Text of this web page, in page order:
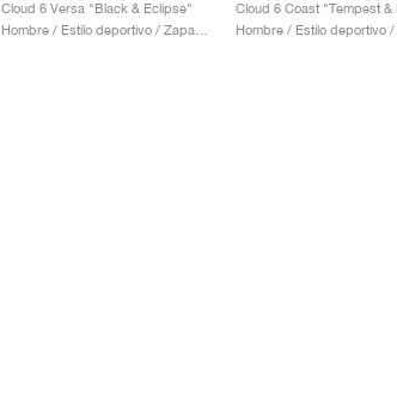
Cloud 6 Versa "Black & Eclipse"